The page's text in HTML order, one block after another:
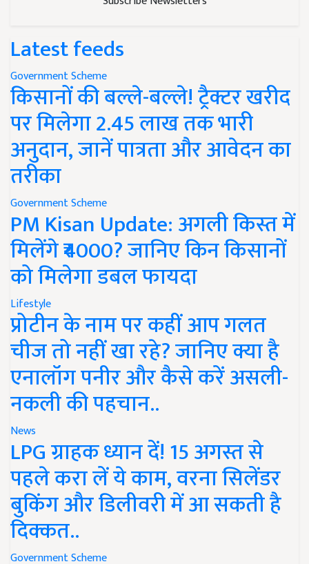
Latest feeds
Government Scheme
किसानों की बल्ले-बल्ले! ट्रैक्टर खरीद
पर मिलेगा 2.45 लाख तक भारी
अनुदान, जानें पात्रता और आवेदन का
तरीका
Government Scheme
PM Kisan Update: अगली किस्त में
मिलेंगे ₹4000? जानिए किन किसानों
को मिलेगा डबल फायदा
Lifestyle
प्रोटीन के नाम पर कहीं आप गलत
चीज तो नहीं खा रहे? जानिए क्या है
एनालॉग पनीर और कैसे करें असली-
नकली की पहचान..
News
LPG ग्राहक ध्यान दें! 15 अगस्त से
पहले करा लें ये काम, वरना सिलेंडर
बुकिंग और डिलीवरी में आ सकती है
दिक्कत..
Government Scheme